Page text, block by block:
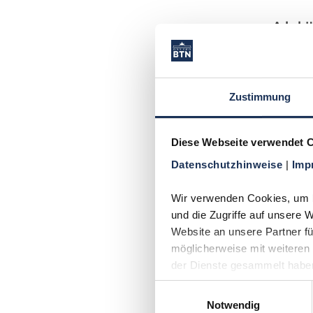
Zustimmung
Diese Webseite verwendet
Datenschutzhinweise |
Wir verwenden Cookies,
und die Zugriffe auf unsere
Website an unsere Partner
möglicherweise mit
der Dienste gesammelt
Notwendig
1
2